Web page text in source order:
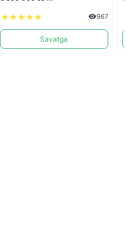
967
Savatga